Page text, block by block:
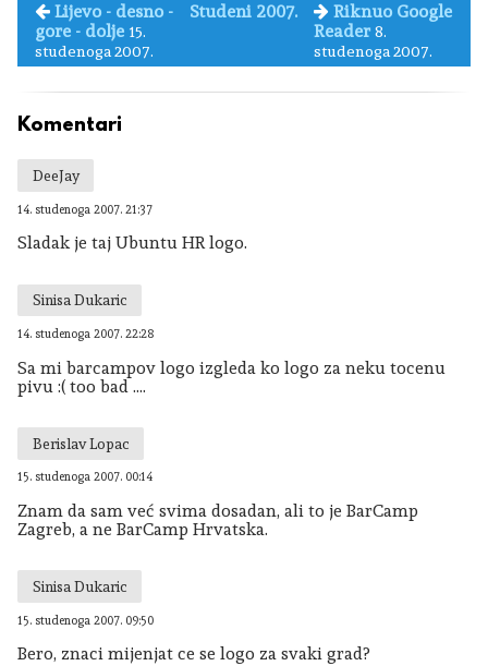
Lijevo - desno -
gore - dolje 15.
studenoga 2007.
Studeni 2007.
Riknuo Google
Reader 8.
studenoga 2007.
Komentari
DeeJay
14. studenoga 2007. 21:37
Sladak je taj Ubuntu HR logo.
Sinisa Dukaric
14. studenoga 2007. 22:28
Sa mi barcampov logo izgleda ko logo za neku tocenu
pivu :( too bad ....
Berislav Lopac
15. studenoga 2007. 00:14
Znam da sam već svima dosadan, ali to je BarCamp
Zagreb, a ne BarCamp Hrvatska.
Sinisa Dukaric
15. studenoga 2007. 09:50
Bero, znaci mijenjat ce se logo za svaki grad?